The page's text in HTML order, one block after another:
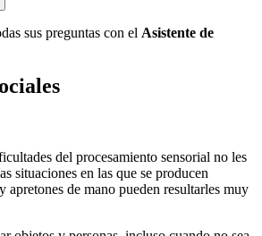
sus preguntas con el Asistente de
del procesamiento sensorial no les
situaciones en las que se producen
apretones de mano pueden resultarles muy